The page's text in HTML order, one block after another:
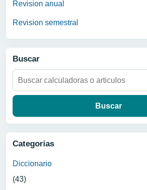
Revision anual
Revision semestral
Buscar
Buscar:
Categorias
Diccionario
(43)